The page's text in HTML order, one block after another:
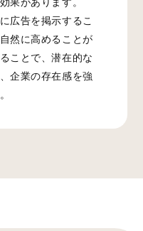
果があります。
広告を掲示するこ
然に高めることが
ことで、潜在的な
企業の存在感を強